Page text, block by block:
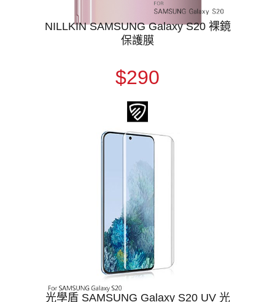
NILLKIN SAMSUNG Galaxy S20 裸鏡
保護膜
$290
光學盾 SAMSUNG Galaxy S20 UV 光